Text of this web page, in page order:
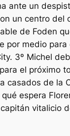
ante un
un centro del
de Foden
por medio para
3º Michel
el próximo
casados de la
espera
vitalicio